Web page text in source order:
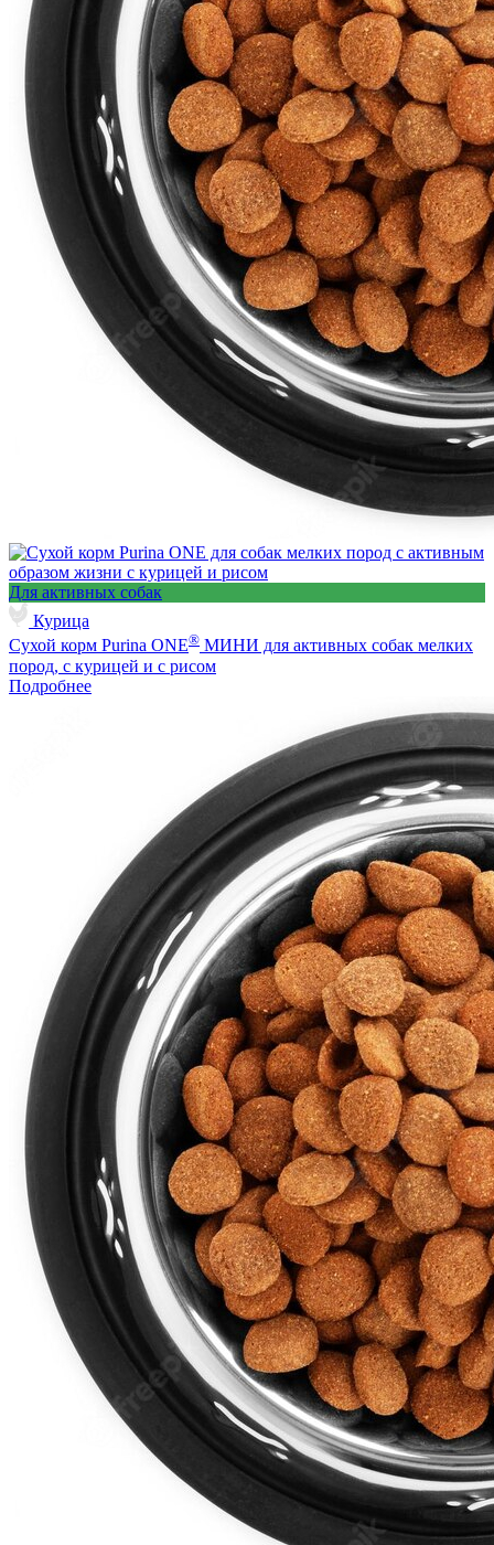
Для активных собак
Курица
Сухой корм Purina ONE® МИНИ для активных собак мелких
пород, с курицей и с рисом
Подробнее